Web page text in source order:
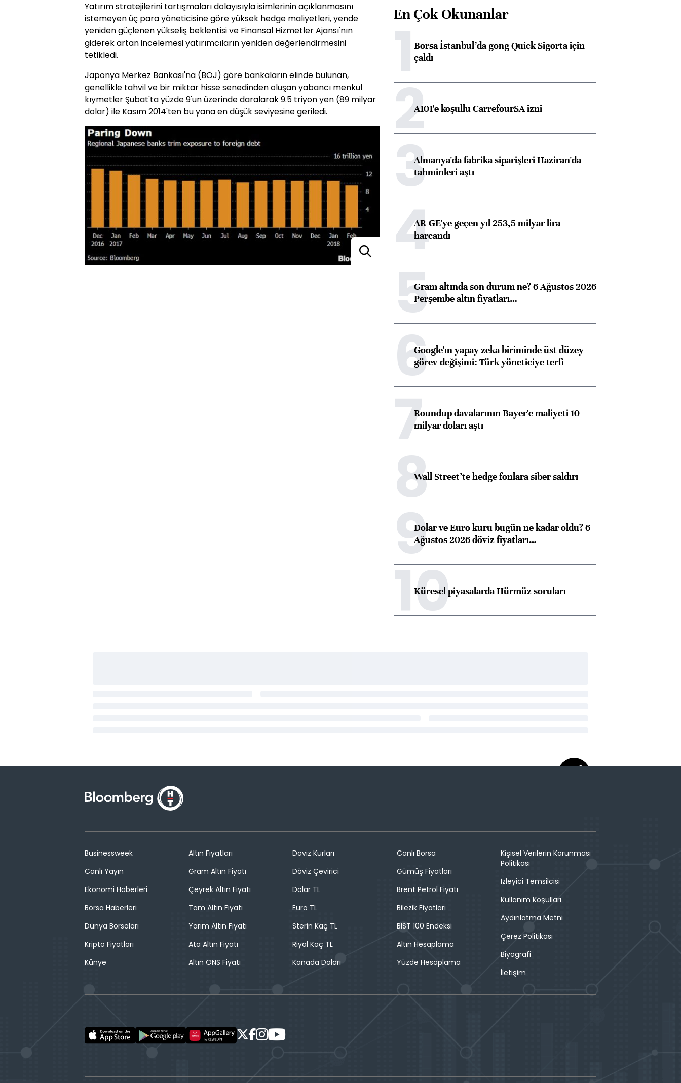
Yatırım stratejilerini tartışmaları dolayısıyla isimlerinin açıklanmasını
istemeyen üç para yöneticisine göre yüksek hedge maliyetleri, yende
yeniden güçlenen yükseliş beklentisi ve Finansal Hizmetler Ajansı'nın
giderek artan incelemesi yatırımcıların yeniden değerlendirmesini
tetikledi.
Japonya Merkez Bankası'na (BOJ) göre bankaların elinde bulunan,
genellikle tahvil ve bir miktar hisse senedinden oluşan yabancı menkul
kıymetler Şubat'ta yüzde 9'un üzerinde daralarak 9.5 triyon yen (89 milyar
dolar) ile Kasım 2014'ten bu yana en düşük seviyesine geriledi.
En Çok Okunanlar
1Borsa İstanbul’da gong Quick Sigorta için
çaldı
2A101'e koşullu CarrefourSA izni
3Almanya'da fabrika siparişleri Haziran'da
tahminleri aştı
4AR-GE'ye geçen yıl 253,5 milyar lira
harcandı
5Gram altında son durum ne? 6 Ağustos 2026
Perşembe altın fiyatları…
6Google'ın yapay zeka biriminde üst düzey
görev değişimi: Türk yöneticiye terfi
7Roundup davalarının Bayer'e maliyeti 10
milyar doları aştı
8Wall Street’te hedge fonlara siber saldırı
9Dolar ve Euro kuru bugün ne kadar oldu? 6
Ağustos 2026 döviz fiyatları…
10
Küresel piyasalarda Hürmüz soruları
Businessweek
Canlı Yayın
Ekonomi Haberleri
Borsa Haberleri
Dünya Borsaları
Kripto Fiyatları
Künye
Altın Fiyatları
Gram Altın Fiyatı
Çeyrek Altın Fiyatı
Tam Altın Fiyatı
Yarım Altın Fiyatı
Ata Altın Fiyatı
Altın ONS Fiyatı
Döviz Kurları
Döviz Çevirici
Dolar TL
Euro TL
Sterin Kaç TL
Riyal Kaç TL
Kanada Doları
Canlı Borsa
Gümüş Fiyatları
Brent Petrol Fiyatı
Bilezik Fiyatları
BIST 100 Endeksi
Altın Hesaplama
Yüzde Hesaplama
Kişisel Verilerin Korunması
Politikası
İzleyici Temsilcisi
Kullanım Koşulları
Aydınlatma Metni
Çerez Politikası
Biyografi
İletişim